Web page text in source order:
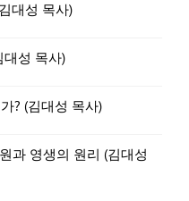
대성 목사)
대성 목사)
? (김대성 목사)
과 영생의 원리 (김대성